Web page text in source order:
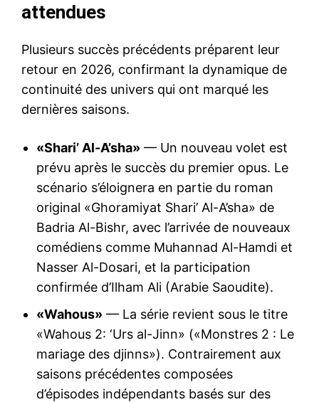
attendues
Plusieurs succès précédents préparent leur
retour en 2026, confirmant la dynamique de
continuité des univers qui ont marqué les
dernières saisons.
«Shari’ Al-A’sha» — Un nouveau volet est
prévu après le succès du premier opus. Le
scénario s’éloignera en partie du roman
original «Ghoramiyat Shari’ Al-A’sha» de
Badria Al-Bishr, avec l’arrivée de nouveaux
comédiens comme Muhannad Al-Hamdi et
Nasser Al-Dosari, et la participation
confirmée d’Ilham Ali (Arabie Saoudite).
«Wahous» — La série revient sous le titre
«Wahous 2: ‘Urs al-Jinn» («Monstres 2 : Le
mariage des djinns»). Contrairement aux
saisons précédentes composées
d’épisodes indépendants basés sur des